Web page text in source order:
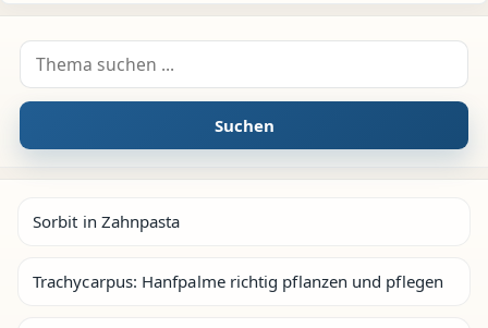
Suche nach:
Suchen
Sorbit in Zahnpasta
Trachycarpus: Hanfpalme richtig pflanzen und pflegen